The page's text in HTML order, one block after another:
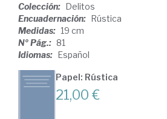
Colección: Delitos
Encuadernación: Rústica
Medidas: 19 cm
Nº Pág.: 81
Idiomas: Español
Papel: Rústica
21,00 €